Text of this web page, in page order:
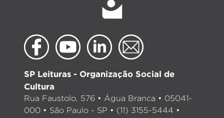
SP Leituras - Organização Social de
Cultura
Rua Faustolo, 576 • Água Branca • 05041-
000 • São Paulo - SP • (11) 3155-5444 •